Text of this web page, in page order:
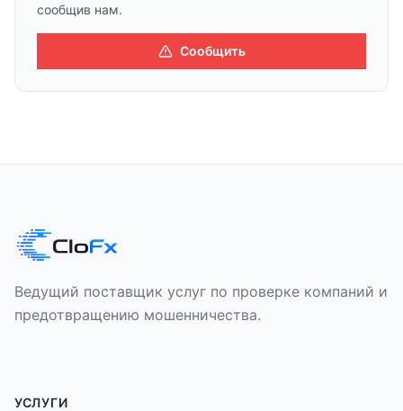
сообщив нам.
Сообщить
Ведущий поставщик услуг по проверке компаний и
предотвращению мошенничества.
УСЛУГИ